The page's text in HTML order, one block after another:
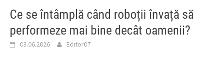
Ce se întâmplă când roboții învață să
performeze mai bine decât oamenii?
03.06.2026 Editor07